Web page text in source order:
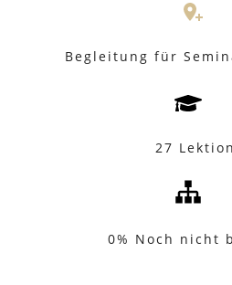
Begleitung für
27
0% Noch nicht